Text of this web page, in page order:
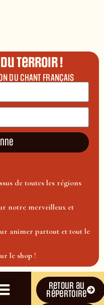
terroir !
DU CHANT FRANÇAIS
de toutes les régions
notre merveilleux et
animer partout et tout le
le shop !
Retour au
répertoire